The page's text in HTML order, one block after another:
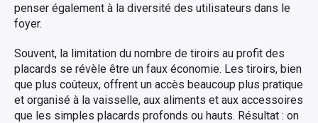
penser également à la diversité des utilisateurs dans le
foyer.
Souvent, la limitation du nombre de tiroirs au profit des
placards se révèle être un faux économie. Les tiroirs, bien
que plus coûteux, offrent un accès beaucoup plus pratique
et organisé à la vaisselle, aux aliments et aux accessoires
que les simples placards profonds ou hauts. Résultat : on